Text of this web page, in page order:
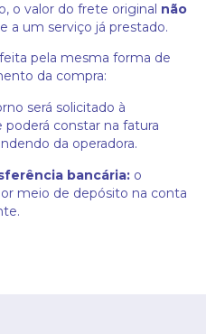
o valor do frete original não
a um serviço já prestado.
pela mesma forma de
da compra:
será solicitado à
poderá constar na fatura
da operadora.
bancária: o
meio de depósito na conta